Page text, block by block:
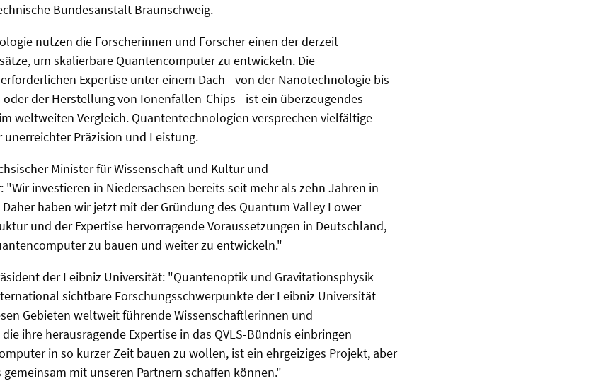
Bundesanstalt Braunschweig.
nutzen die Forscherinnen und Forscher einen der derzeit
um skalierbare Quantencomputer zu entwickeln. Die
Expertise unter einem Dach - von der Nanotechnologie bis
der Herstellung von Ionenfallen-Chips - ist ein überzeugendes
weltweiten Vergleich. Quantentechnologien versprechen vielfältige
Präzision und Leistung.
Minister für Wissenschaft und Kultur und
investieren in Niedersachsen bereits seit mehr als zehn Jahren in
haben wir jetzt mit der Gründung des Quantum Valley Lower
und der Expertise hervorragende Voraussetzungen in Deutschland,
zu bauen und weiter zu entwickeln."
der Leibniz Universität: "Quantenoptik und Gravitationsphysik
sichtbare Forschungsschwerpunkte der Leibniz Universität
Gebieten weltweit führende Wissenschaftlerinnen und
ihre herausragende Expertise in das QVLS-Bündnis einbringen
in so kurzer Zeit bauen zu wollen, ist ein ehrgeiziges Projekt, aber
gemeinsam mit unseren Partnern schaffen können."